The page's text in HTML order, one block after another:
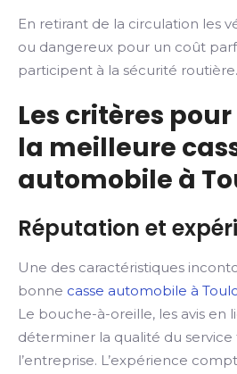
En retirant de la circulation les
ou dangereux pour un coût
participent à la sécurité routière.
Les critères
la meilleure
automobile à
Réputation et
Une des caractéristiques
bonne casse automobile à
Le bouche-à-oreille, les avis en
déterminer la qualité du service
l’entreprise. L’expérience